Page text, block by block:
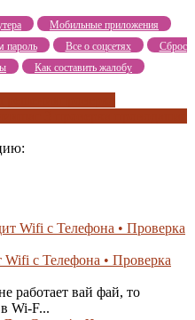
Мобильные приложения
пароль Все о соцсетях
Сброс
Как составить жалобу
с Телефона • Проверка
работает вай фай, то
Wi-F...